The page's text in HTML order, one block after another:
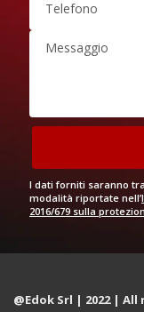
I dati forniti saranno
modalità riportate nell’
2016/679 sulla
@Edok Srl | 2022 |